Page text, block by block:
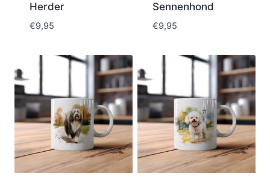
Herder
€9,95
Sennenhond
€9,95